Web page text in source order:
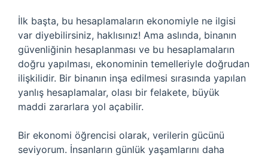
İlk başta, bu hesaplamaların ekonomiyle ne ilgisi
var diyebilirsiniz, haklısınız! Ama aslında, binanın
güvenliğinin hesaplanması ve bu hesaplamaların
doğru yapılması, ekonominin temelleriyle doğrudan
ilişkilidir. Bir binanın inşa edilmesi sırasında yapılan
yanlış hesaplamalar, olası bir felakete, büyük
maddi zararlara yol açabilir.
Bir ekonomi öğrencisi olarak, verilerin gücünü
seviyorum. İnsanların günlük yaşamlarını daha